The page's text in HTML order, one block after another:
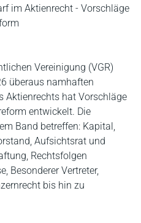
im Aktienrecht - Vorschläge
Vereinigung (VGR)
überaus namhaften
Aktienrechts hat Vorschläge
entwickelt. Die
Band betreffen: Kapital,
Aufsichtsrat und
Rechtsfolgen
Besonderer Vertreter,
bis hin zu